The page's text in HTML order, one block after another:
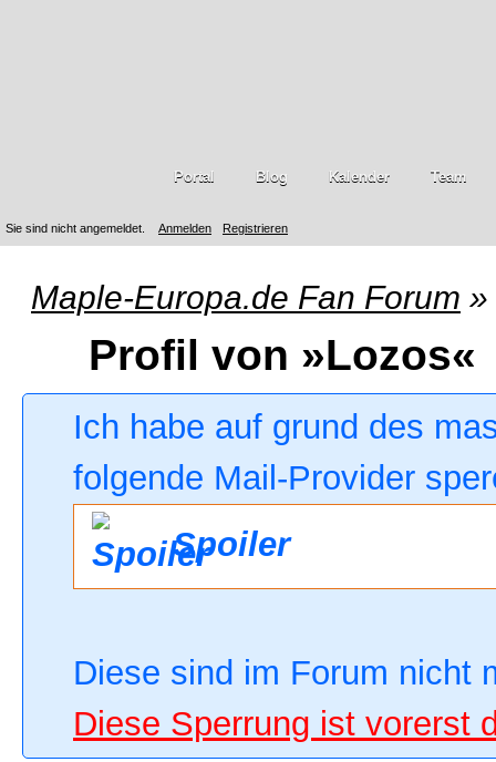
Sie sind nicht angemeldet. Anmelden Registrieren
Portal Blog Kalender Team
Maple-Europa.de Fan Forum »
Profil von »Lozos«
Ich habe auf grund des
folgende Mail-Provider
Spoiler
Diese sind im Forum nicht
Diese Sperrung ist vorerst